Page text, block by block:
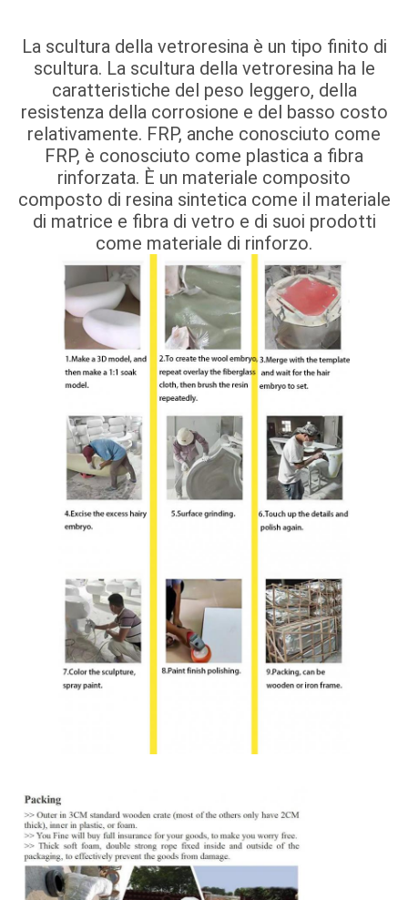
La scultura della vetroresina è un tipo finito di
scultura. La scultura della vetroresina ha le
caratteristiche del peso leggero, della
resistenza della corrosione e del basso costo
relativamente. FRP, anche conosciuto come
FRP, è conosciuto come plastica a fibra
rinforzata. È un materiale composito
composto di resina sintetica come il materiale
di matrice e fibra di vetro e di suoi prodotti
come materiale di rinforzo.